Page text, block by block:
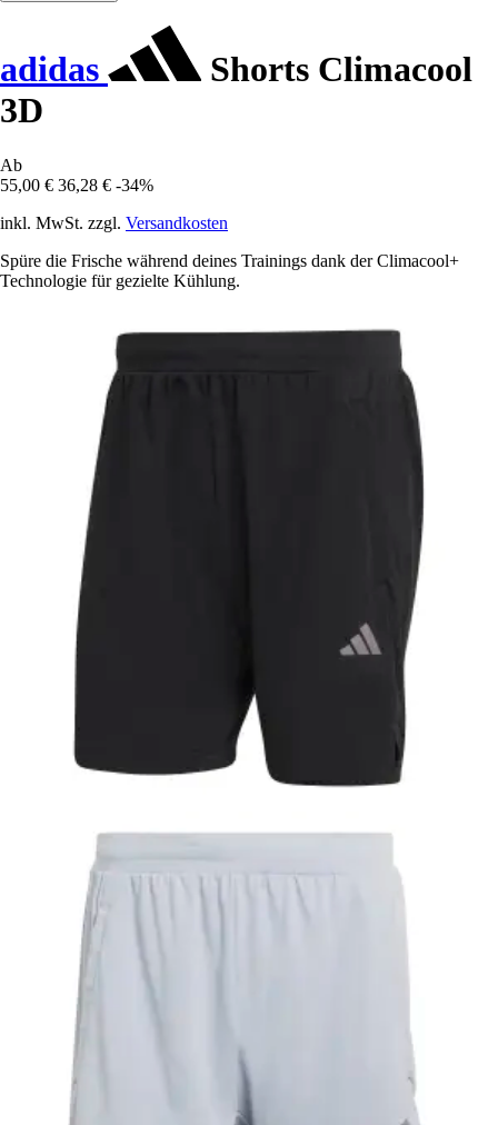
adidas
Shorts Climacool
3D
Ab
55,00 € 36,28 € -34%
inkl. MwSt. zzgl. Versandkosten
Spüre die Frische während deines Trainings dank der Climacool+
Technologie für gezielte Kühlung.